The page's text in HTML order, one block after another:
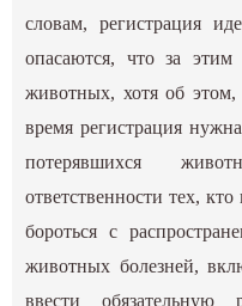
словам, регистрация
опасаются, что за этим
животных, хотя об
время регистрация
потерявшихся
ответственности тех,
бороться с
животных болезней,
ввести обязательную